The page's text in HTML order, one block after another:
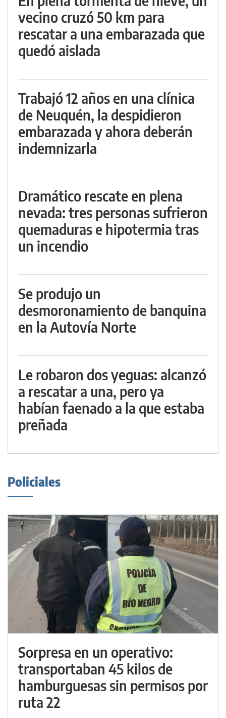
vecino cruzó 50 km para
rescatar a una embarazada que
quedó aislada
Trabajó 12 años en una clínica
de Neuquén, la despidieron
embarazada y ahora deberán
indemnizarla
Dramático rescate en plena
nevada: tres personas sufrieron
quemaduras e hipotermia tras
un incendio
Se produjo un
desmoronamiento de banquina
en la Autovía Norte
Le robaron dos yeguas: alcanzó
a rescatar a una, pero ya
habían faenado a la que estaba
preñada
Policiales
Sorpresa en un operativo:
transportaban 45 kilos de
hamburguesas sin permisos por
ruta 22